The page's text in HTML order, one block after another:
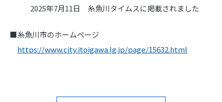
2025年7月11日 糸魚川タイムスに掲載されました
■糸魚川市のホームページ
https://www.city.itoigawa.lg.jp/page/15632.html